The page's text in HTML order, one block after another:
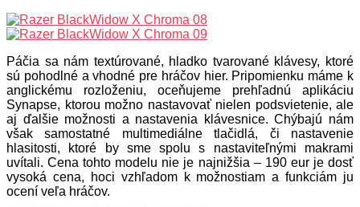
Páčia sa nám textúrované, hladko tvarované klávesy, ktoré
sú pohodlné a vhodné pre hráčov hier. Pripomienku máme k
anglickému rozloženiu, oceňujeme prehľadnú aplikáciu
Synapse, ktorou možno nastavovať nielen podsvietenie, ale
aj ďalšie možnosti a nastavenia klávesnice. Chýbajú nám
však samostatné multimediálne tlačidlá, či nastavenie
hlasitosti, ktoré by sme spolu s nastaviteľnými makrami
uvítali. Cena tohto modelu nie je najnižšia – 190 eur je dosť
vysoká cena, hoci vzhľadom k možnostiam a funkciám ju
ocení veľa hráčov.